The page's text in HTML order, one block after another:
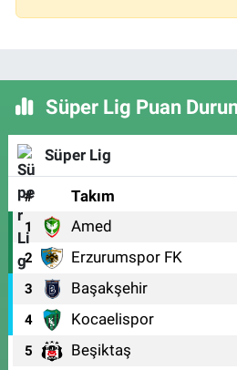
Süper Lig Puan
Süper Lig
# Takım
1 Amed
2 Erzurumspor FK
3 Başakşehir
4 Kocaelispor
5 Beşiktaş